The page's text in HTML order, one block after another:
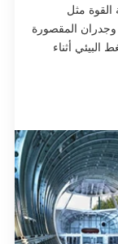
مثل
المقصورة
أثناء